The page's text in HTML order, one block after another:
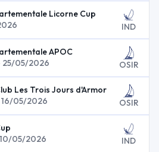
Licorne Cup
IND
APOC
25/05/2026 OSIR
Les Trois Jours d'Armor
16/05/2026 OSIR
05/2026 IND